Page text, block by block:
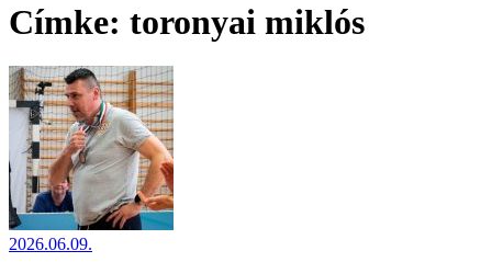
Címke: toronyai miklós
2026.06.09.